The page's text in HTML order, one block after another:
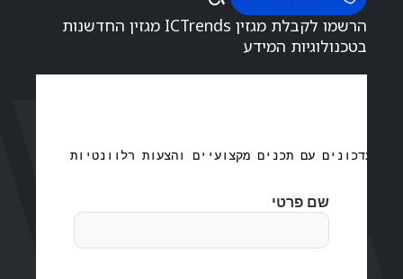
הרשמו לקבלת מגזין ICTrends מגזין החדשנות
בטכנולוגיות המידע